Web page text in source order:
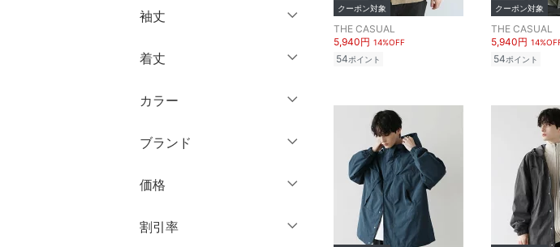
オールインワン・オーバ
インナー・ルームウェア
靴下・レッグウェア
ファッション雑貨
ウェア（S/M/L）
M
XL
袖丈
ノースリーブ
半袖
長袖
着丈
ショート丈
ミドル丈
カラー
ブランド
価格
割引率
クーポン対象
THE CASUAL
5,940円 14%OFF
54ポイント
クーポン対象
THE CASUAL
5,940円
54ポイント